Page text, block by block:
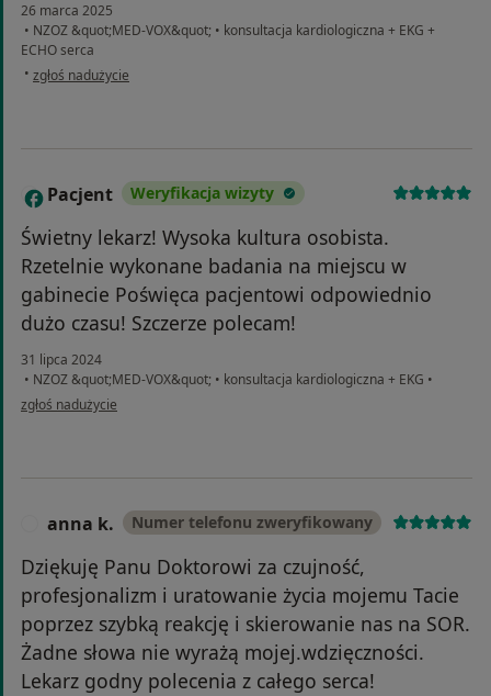
26 marca 2025
• NZOZ &quot;MED-VOX&quot; • konsultacja kardiologiczna + EKG +
ECHO serca
• w opinii użytkownika Ewa
zgłoś nadużycie
P Pacjent Weryfikacja wizyty
Świetny lekarz! Wysoka kultura osobista.
Rzetelnie wykonane badania na miejscu w
gabinecie Poświęca pacjentowi odpowiednio
dużo czasu! Szczerze polecam!
31 lipca 2024
• NZOZ &quot;MED-VOX&quot; • konsultacja kardiologiczna + EKG •
w opinii użytkownika Pacjent
zgłoś nadużycie
anna k. Numer telefonu zweryfikowany
Dziękuję Panu Doktorowi za czujność,
profesjonalizm i uratowanie życia mojemu Tacie
poprzez szybką reakcję i skierowanie nas na SOR.
Żadne słowa nie wyrażą mojej.wdzięczności.
Lekarz godny polecenia z całego serca!